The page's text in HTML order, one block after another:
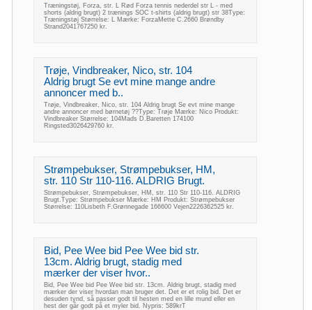
Træningstøj, Forza, str. L Rød Forza tennis nederdel str L - med
shorts (aldrig brugt) 2 trænings SOC t-shirts (aldrig brugt) str 38Type:
Træningstøj Størrelse: L Mærke: ForzaMette C.2660 Brøndby
Strand2041767250 kr.
Trøje, Vindbreaker, Nico, str. 104
Aldrig brugt Se evt mine mange andre
annoncer med b..
Trøje, Vindbreaker, Nico, str. 104 Aldrig brugt Se evt mine mange
andre annoncer med børnetøj ??Type: Trøje Mærke: Nico Produkt:
Vindbreaker Størrelse: 104Mads D.Baretten 174100
Ringsted3026429760 kr.
Strømpebukser, Strømpebukser, HM,
str. 110 Str 110-116. ALDRIG Brugt.
Strømpebukser, Strømpebukser, HM, str. 110 Str 110-116. ALDRIG
Brugt.Type: Strømpebukser Mærke: HM Produkt: Strømpebukser
Størrelse: 110Lisbeth F.Grønnegade 166600 Vejen2226362525 kr.
Bid, Pee Wee bid Pee Wee bid str.
13cm. Aldrig brugt, stadig med
mærker der viser hvor..
Bid, Pee Wee bid Pee Wee bid str. 13cm. Aldrig brugt, stadig med
mærker der viser hvordan man bruger det. Det er et rolig bid. Det er
desuden tynd, så passer godt til hesten med en lille mund eller en
hest der går godt på et myler bid. Nypris: 589krT